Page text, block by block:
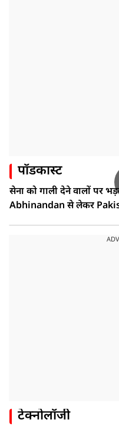
पॉडकास्ट
सेना को गाली देने वालों पर
Abhinandan से लेकर
टेक्नोलॉजी